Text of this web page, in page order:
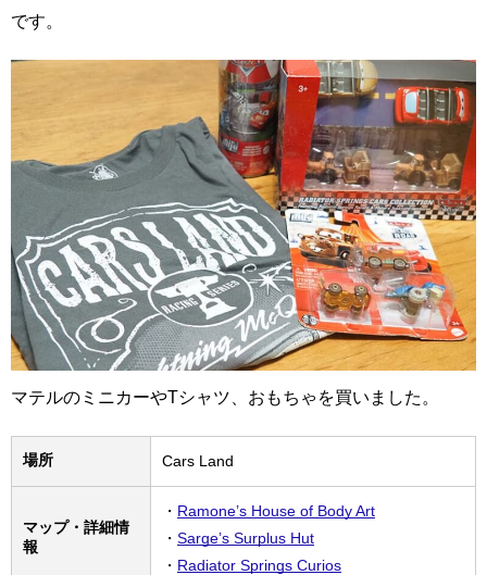
です。
マテルのミニカーやTシャツ、おもちゃを買いました。
場所 Cars Land
マップ・詳細情
報
・ Ramone’s House of Body Art
・ Sarge’s Surplus Hut
・ Radiator Springs Curios